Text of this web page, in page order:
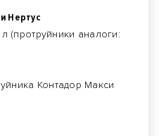
Нертус
(протруйники аналоги:
Контадор Макси